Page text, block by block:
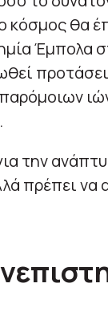
θα
Έμπολα
την
πρέπει